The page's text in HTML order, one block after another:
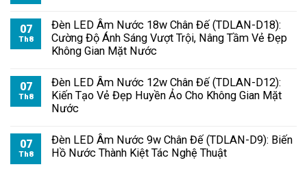
07
Th8
Đèn LED Âm Nước 18w Chân Đế (TDLAN-D18):
Cường Độ Ánh Sáng Vượt Trội, Nâng Tầm Vẻ Đẹp
Không Gian Mặt Nước
07
Th8
Đèn LED Âm Nước 12w Chân Đế (TDLAN-D12):
Kiến Tạo Vẻ Đẹp Huyền Ảo Cho Không Gian Mặt
Nước
07
Th8
Đèn LED Âm Nước 9w Chân Đế (TDLAN-D9): Biến
Hồ Nước Thành Kiệt Tác Nghệ Thuật